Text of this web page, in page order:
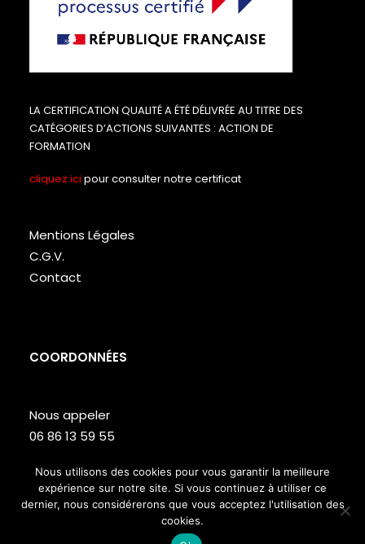
LA CERTIFICATION QUALITÉ A ÉTÉ DÉLIVRÉE AU TITRE DES
CATÉGORIES D’ACTIONS SUIVANTES : ACTION DE
FORMATION
cliquez ici pour consulter notre certificat
Mentions Légales
C.G.V.
Contact
COORDONNÉES
Nous appeler
06 86 13 59 55
Site web réalisé parStudio T
Nous utilisons des cookies pour vous garantir la meilleure
expérience sur notre site. Si vous continuez à utiliser ce
dernier, nous considérerons que vous acceptez l'utilisation des
cookies.